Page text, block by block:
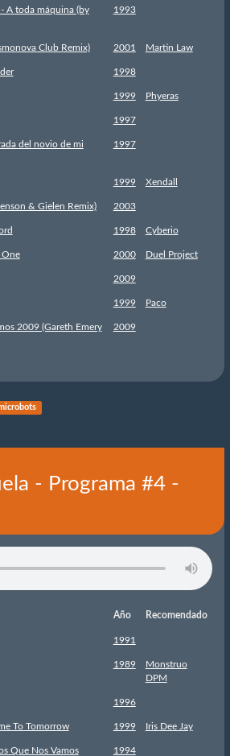
A toda máquina (by
1993
Club Remix) 2001 Martin Law
1998
1999 Phyeras
1997
del novio de mi
1997
1999 Xendall
& Gielen Remix) 2003
1998 Cyberio
One 2000 Duel Project
2009
1999 Paco
2009 (Gareth Emery
2009
- Programa #4 -
Año Recomendado
1991
1989
Monstruo
DPM
1996
To Tomorrow 1999 Iris Dee Jay
Que Nos Vamos 1994